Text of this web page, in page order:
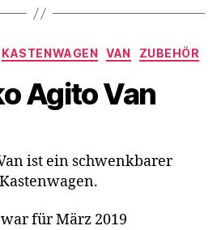
Kategorien
KASTENWAGEN VAN ZUBEHÖR
Agito Van
ist ein schwenkbarer
für März 2019